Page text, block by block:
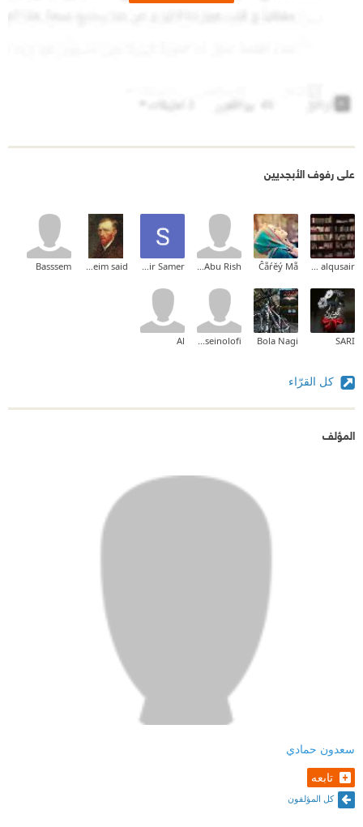
على رفوف الأبجديين
Ĉẵŕĕý Mẵ
Basssem
SARI
Bola Nagi
Al
كل القرّاء
المؤلف
سعدون حمادي
تابعه
كل المؤلفون